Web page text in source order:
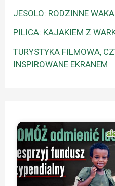
JESOLO: RODZINNE
PILICA: KAJAKIEM Z
TURYSTYKA FILMOWA,
INSPIROWANE EKRANEM